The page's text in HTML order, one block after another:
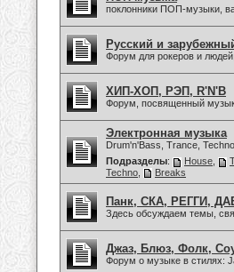
поклонники ПОП-музыки,
Русский и
Форум для рокеров и
ХИП-ХОП, РЭП, R'N'B
Форум, посвященный
Электронная музыка
Drum'n'Bass, Trance,
Подразделы: House
Techno
Breaks
Панк, СКА, РЕГГИ,
Здесь обсуждаем темы,
Джаз, Блюз, Фолк,
Форум о музыке в стилях: